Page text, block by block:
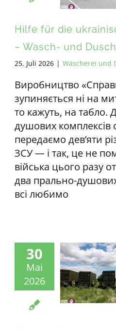
Hilfe für die
– Wasch- und
25. Juli 2026 | Wäscherei und
Виробництво
зупиняється ні на
то кажуть, на табло.
душових
передаємо дев’яти
ЗСУ — і так, це не
війська цього разу
два прально-
всі любимо
30
Mai
2026